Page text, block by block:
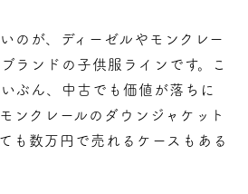
のが、ディーゼルやモンクレー
ランドの子供服ラインです。こ
ぶん、中古でも価値が落ちに
ンクレールのダウンジャケット
も 数万円で売れる ケースもある